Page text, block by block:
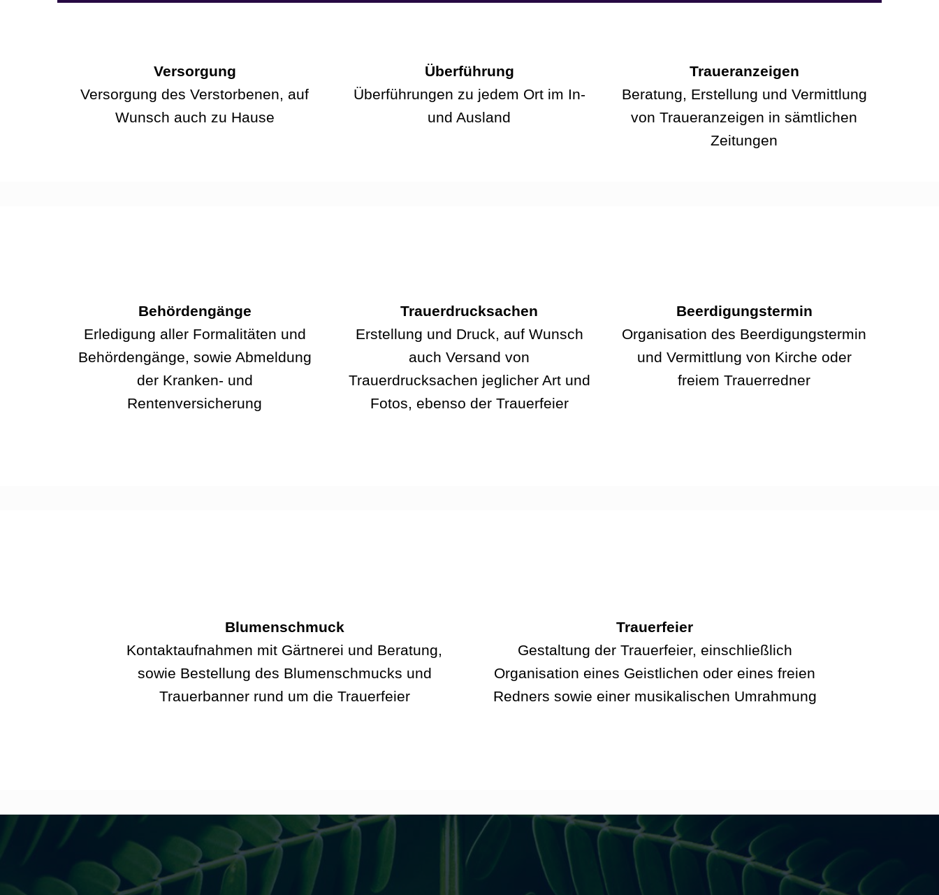
Versorgung
Versorgung des Verstorbenen, auf
Wunsch auch zu Hause
Überführung
Überführungen zu jedem Ort im In-
und Ausland
Traueranzeigen
Beratung, Erstellung und Vermittlung
von Traueranzeigen in sämtlichen
Zeitungen
Behördengänge
Erledigung aller Formalitäten und
Behördengänge, sowie Abmeldung
der Kranken- und
Rentenversicherung
Trauerdrucksachen
Erstellung und Druck, auf Wunsch
auch Versand von
Trauerdrucksachen jeglicher Art und
Fotos, ebenso der Trauerfeier
Beerdigungstermin
Organisation des Beerdigungstermin
und Vermittlung von Kirche oder
freiem Trauerredner
Blumenschmuck
Kontaktaufnahmen mit Gärtnerei und Beratung,
sowie Bestellung des Blumenschmucks und
Trauerbanner rund um die Trauerfeier
Trauerfeier
Gestaltung der Trauerfeier, einschließlich
Organisation eines Geistlichen oder eines freien
Redners sowie einer musikalischen Umrahmung